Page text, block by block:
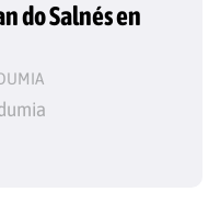
do Salnés en